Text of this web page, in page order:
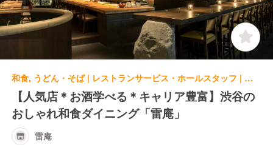
和食, うどん・そば | レストランサービス・ホールスタッフ | 雷庵
【人気店＊お酒学べる＊キャリア豊富】渋谷の
おしゃれ和食ダイニング「雷庵」
雷庵